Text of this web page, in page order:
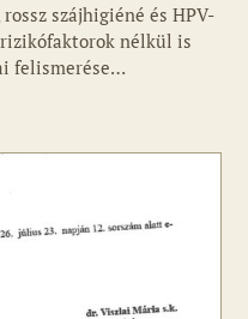
szájhigiéné és HPV-
nélkül is
felismerése…